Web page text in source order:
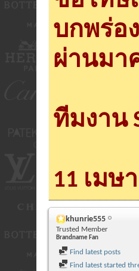
บกพร่อ
ผ่านมา
ทีมงาน
11 เมษ
khunrie555
Trusted Member
Brandname Fan
Find latest posts
Find latest started